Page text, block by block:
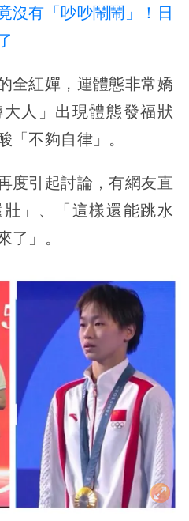
沒有「吵吵鬧鬧」！日
全紅嬋，運體態非常嬌
人」出現體態發福狀
「不夠自律」。
度引起討論，有網友直
」、「這樣還能跳水
」。